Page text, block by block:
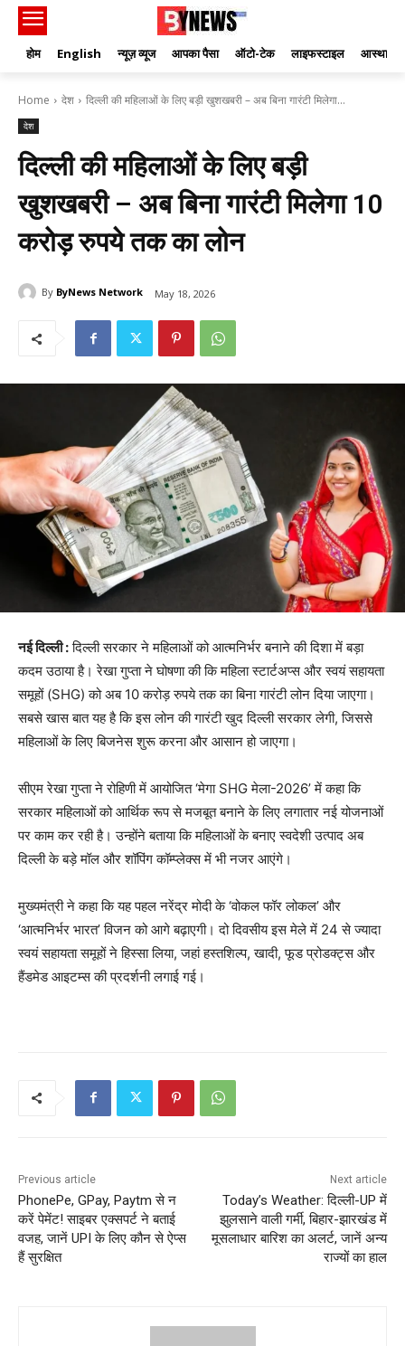
होम English न्यूज़ व्यूज आपका पैसा ऑटो-टेक लाइफस्टाइल आस्था
Home देश दिल्ली की महिलाओं के लिए बड़ी खुशखबरी – अब बिना गारंटी मिलेगा...
देश
दिल्ली की महिलाओं के लिए बड़ी
खुशखबरी – अब बिना गारंटी मिलेगा 10
करोड़ रुपये तक का लोन
By ByNews Network May 18, 2026
नई दिल्ली :दिल्ली सरकार ने महिलाओं को आत्मनिर्भर बनाने की दिशा में बड़ा
कदम उठाया है। रेखा गुप्ता ने घोषणा की कि महिला स्टार्टअप्स और स्वयं सहायता
समूहों (SHG) को अब 10 करोड़ रुपये तक का बिना गारंटी लोन दिया जाएगा।
सबसे खास बात यह है कि इस लोन की गारंटी खुद दिल्ली सरकार लेगी, जिससे
महिलाओं के लिए बिजनेस शुरू करना और आसान हो जाएगा।
सीएम रेखा गुप्ता ने रोहिणी में आयोजित ‘मेगा SHG मेला-2026’ में कहा कि
सरकार महिलाओं को आर्थिक रूप से मजबूत बनाने के लिए लगातार नई योजनाओं
पर काम कर रही है। उन्होंने बताया कि महिलाओं के बनाए स्वदेशी उत्पाद अब
दिल्ली के बड़े मॉल और शॉपिंग कॉम्प्लेक्स में भी नजर आएंगे।
मुख्यमंत्री ने कहा कि यह पहल नरेंद्र मोदी के ‘वोकल फॉर लोकल’ और
‘आत्मनिर्भर भारत’ विजन को आगे बढ़ाएगी। दो दिवसीय इस मेले में 24 से ज्यादा
स्वयं सहायता समूहों ने हिस्सा लिया, जहां हस्तशिल्प, खादी, फूड प्रोडक्ट्स और
हैंडमेड आइटम्स की प्रदर्शनी लगाई गई।
Previous article
PhonePe, GPay, Paytm से न
करें पेमेंट! साइबर एक्सपर्ट ने बताई
वजह, जानें UPI के लिए कौन से ऐप्स
हैं सुरक्षित
Next article
Today’s Weather: दिल्ली-UP में
झुलसाने वाली गर्मी, बिहार-झारखंड में
मूसलाधार बारिश का अलर्ट, जानें अन्य
राज्यों का हाल